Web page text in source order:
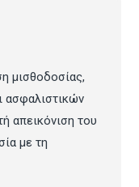
μισθοδοσίας,
ασφαλιστικών
απεικόνιση του
με τη